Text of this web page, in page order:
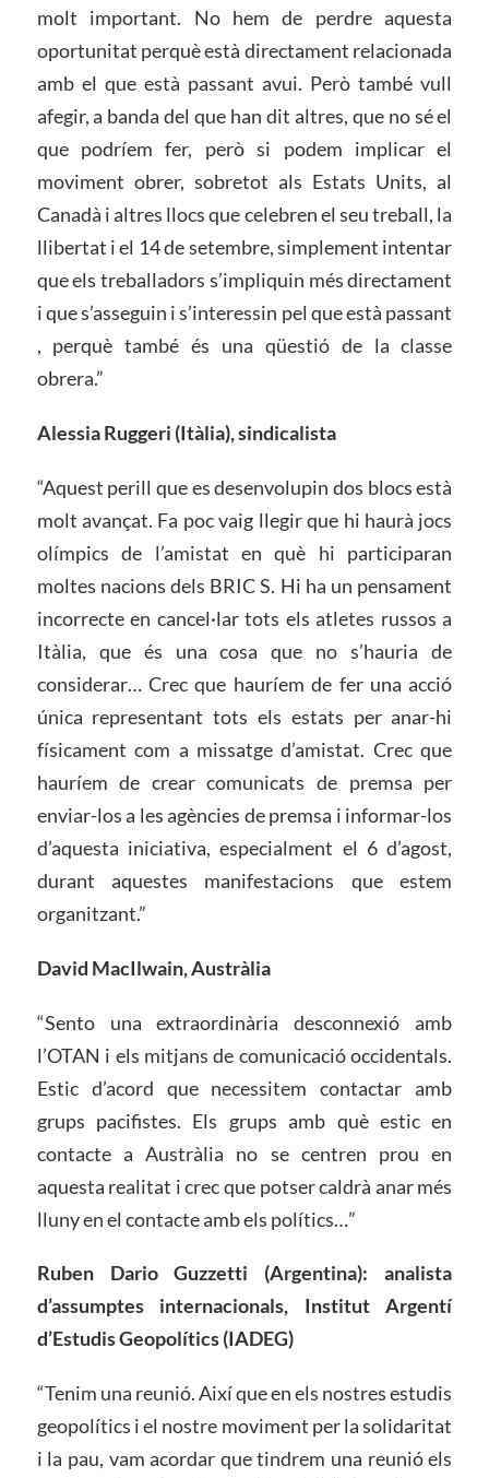
molt important. No hem de perdre aquesta
oportunitat perquè està directament relacionada
amb el que està passant avui. Però també vull
afegir, a banda del que han dit altres, que no sé el
que podríem fer, però si podem implicar el
moviment obrer, sobretot als Estats Units, al
Canadà i altres llocs que celebren el seu treball, la
llibertat i el 14 de setembre, simplement intentar
que els treballadors s’impliquin més directament
i que s’asseguin i s’interessin pel que està passant
, perquè també és una qüestió de la classe
obrera.”
Alessia Ruggeri (Itàlia), sindicalista
“Aquest perill que es desenvolupin dos blocs està
molt avançat. Fa poc vaig llegir que hi haurà jocs
olímpics de l’amistat en què hi participaran
moltes nacions dels BRIC S. Hi ha un pensament
incorrecte en cancel·lar tots els atletes russos a
Itàlia, que és una cosa que no s’hauria de
considerar… Crec que hauríem de fer una acció
única representant tots els estats per anar-hi
físicament com a missatge d’amistat. Crec que
hauríem de crear comunicats de premsa per
enviar-los a les agències de premsa i informar-los
d’aquesta iniciativa, especialment el 6 d’agost,
durant aquestes manifestacions que estem
organitzant.”
David MacIlwain, Austràlia
“Sento una extraordinària desconnexió amb
l’OTAN i els mitjans de comunicació occidentals.
Estic d’acord que necessitem contactar amb
grups pacifistes. Els grups amb què estic en
contacte a Austràlia no se centren prou en
aquesta realitat i crec que potser caldrà anar més
lluny en el contacte amb els polítics…”
Ruben Dario Guzzetti (Argentina): analista
d’assumptes internacionals, Institut Argentí
d’Estudis Geopolítics (IADEG)
“Tenim una reunió. Així que en els nostres estudis
geopolítics i el nostre moviment per la solidaritat
i la pau, vam acordar que tindrem una reunió els